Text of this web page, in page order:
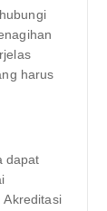
harus
dapat
Akreditasi